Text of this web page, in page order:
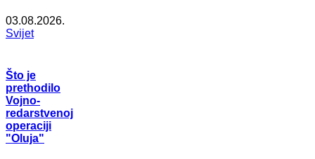
03.08.2026.
Svijet
Što je
prethodilo
Vojno-
redarstvenoj
operaciji
"Oluja"